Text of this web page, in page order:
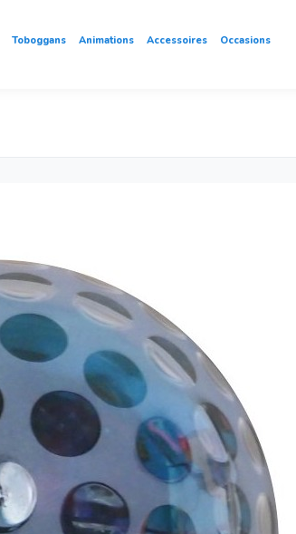
Toboggans Animations Accessoires Occasions